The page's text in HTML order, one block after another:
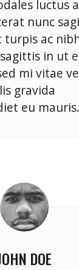
luctus
nunc
turpis ac
in ut
mi vitae
gravida
eu mauris.
DOE